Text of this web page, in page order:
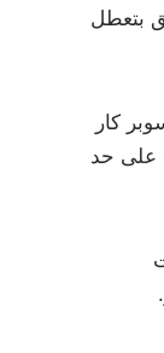
بتعطل
كار
على حد